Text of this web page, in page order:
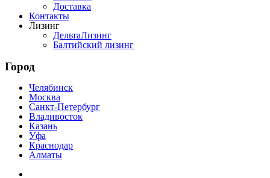
Доставка
Контакты
Лизинг
ДельтаЛизинг
Балтийский лизинг
Город
Челябинск
Москва
Санкт-Петербург
Владивосток
Казань
Уфа
Краснодар
Алматы